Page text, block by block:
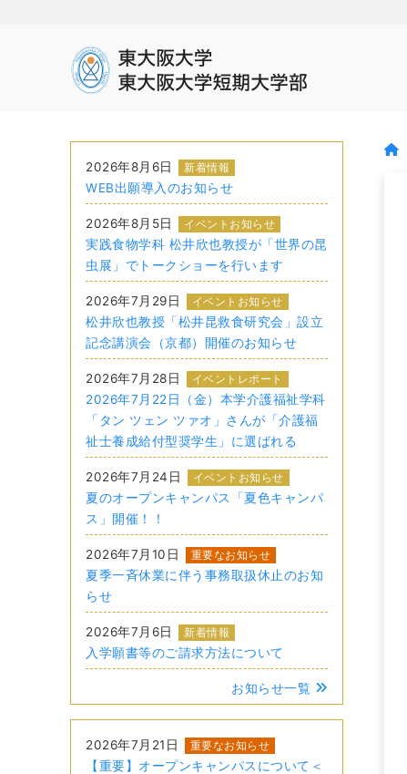
2026年8月6日 新着情報
WEB出願導入のお知らせ
2026年8月5日 イベントお知らせ
実践食物学科 松井欣也教授が「世界の昆
虫展」でトークショーを行います
2026年7月29日 イベントお知らせ
松井欣也教授「松井昆救食研究会」設立
記念講演会（京都）開催のお知らせ
2026年7月28日 イベントレポート
2026年7月22日（金）本学介護福祉学科
「タン ツェン ツァオ」さんが「介護福
祉士養成給付型奨学生」に選ばれる
2026年7月24日 イベントお知らせ
夏のオープンキャンパス「夏色キャンパ
ス」開催！！
2026年7月10日 重要なお知らせ
夏季一斉休業に伴う事務取扱休止のお知
らせ
2026年7月6日 新着情報
入学願書等のご請求方法について
お知らせ一覧
2026年7月21日 重要なお知らせ
【重要】オープンキャンパスについて＜